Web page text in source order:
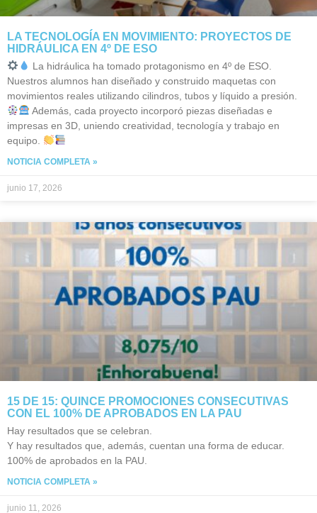
LA TECNOLOGÍA EN MOVIMIENTO: PROYECTOS DE
HIDRÁULICA EN 4º DE ESO
La hidráulica ha tomado protagonismo en 4º de ESO.
Nuestros alumnos han diseñado y construido maquetas con
movimientos reales utilizando cilindros, tubos y líquido a presión.
Además, cada proyecto incorporó piezas diseñadas e
impresas en 3D, uniendo creatividad, tecnología y trabajo en
equipo.
NOTICIA COMPLETA »
junio 17, 2026
15 DE 15: QUINCE PROMOCIONES CONSECUTIVAS
CON EL 100% DE APROBADOS EN LA PAU
Hay resultados que se celebran.
Y hay resultados que, además, cuentan una forma de educar.
100% de aprobados en la PAU.
NOTICIA COMPLETA »
junio 11, 2026